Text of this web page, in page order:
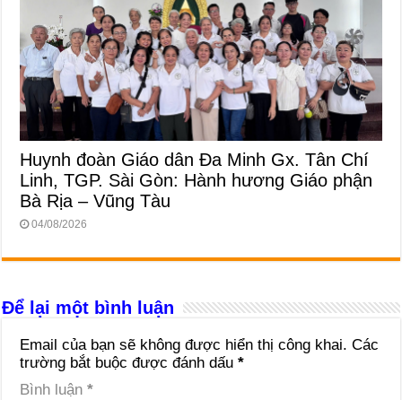
Huynh đoàn Giáo dân Đa Minh Gx. Tân Chí
Linh, TGP. Sài Gòn: Hành hương Giáo phận
Bà Rịa – Vũng Tàu
04/08/2026
Để lại một bình luận
Email của bạn sẽ không được hiển thị công khai. Các
trường bắt buộc được đánh dấu*
Bình luận*